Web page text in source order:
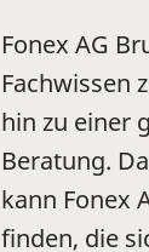
Fonex AG
Fachwissen
hin zu einer
Beratung.
kann Fonex
finden, die